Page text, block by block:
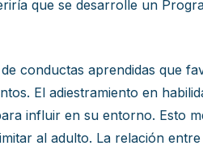
que se desarrolle un
conductas aprendidas que
El adiestramiento en
influir en su entorno. Esto
al adulto. La relación